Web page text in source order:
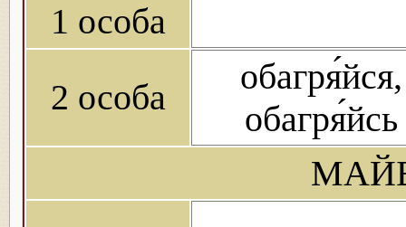
1 особа
2 особа
обагря́йся,
обагря́йсь